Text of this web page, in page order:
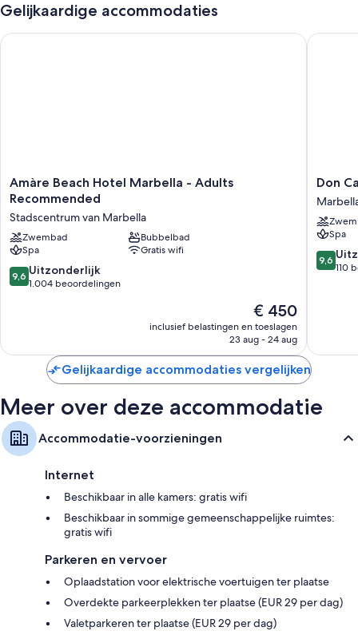
Gelijkaardige accommodaties
Amàre
Beach
Marbella
-
Adults
Recommended
Stadscentrum
Amàre Beach Hotel Marbella - Adults
Recommended
Stadscentrum van Marbella
Zwembad
Bubbelbad
Spa
Gratis wifi
9.6
van
9,6 Uitzonderlijk
1.004 beoordelingen
De
prijs
is
€ 450
inclusief belastingen en toeslagen
23 aug - 24 aug
Amàre Beach Hotel Marbella - Adults Recommended
Don
Carlos
Don
Spa
9.6
van
9,6
110
Don
Gelijkaardige accommodaties vergelijken
Meer over deze accommodatie
Accommodatie-voorzieningen
Internet
Beschikbaar in alle kamers: gratis wifi
Beschikbaar in sommige gemeenschappelijke ruimtes:
gratis wifi
Parkeren en vervoer
Oplaadstation voor elektrische voertuigen ter plaatse
Overdekte parkeerplekken ter plaatse (EUR 29 per dag)
Valetparkeren ter plaatse (EUR 29 per dag)